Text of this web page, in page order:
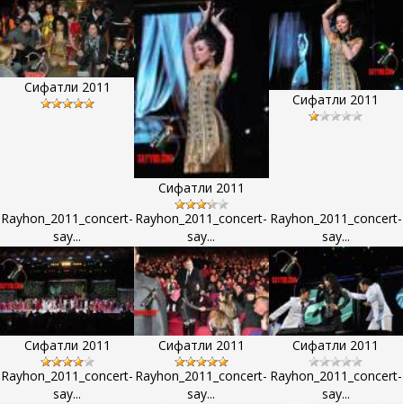
Сифатли 2011
Сифатли 2011
Сифатли 2011
Rayhon_2011_concert-
say...
Сифатли 2011
Rayhon_2011_concert-
say...
Сифатли 2011
Rayhon_2011_concert-
say...
Сифатли 2011
Rayhon_2011_concert-
say...
Rayhon_2011_concert-
say...
Rayhon_2011_concert-
say...